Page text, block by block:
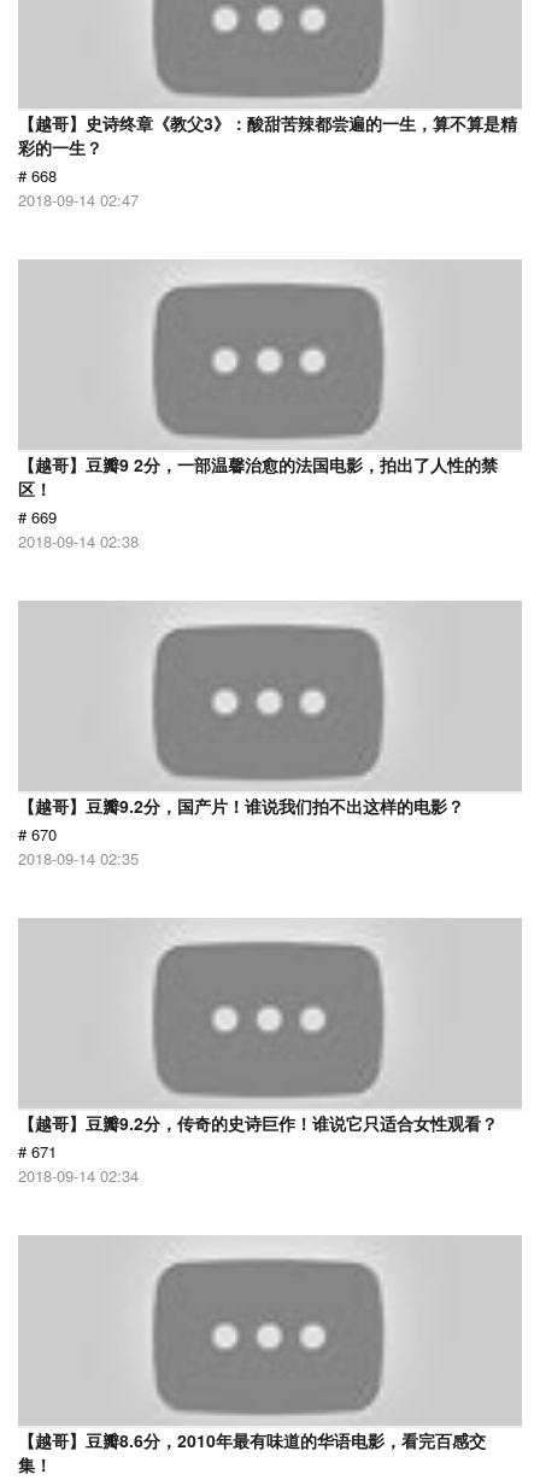
【越哥】史诗终章《教父3》：酸甜苦辣都尝遍的一生，算不算是精
彩的一生？
# 668
2018-09-14 02:47
【越哥】豆瓣9 2分，一部温馨治愈的法国电影，拍出了人性的禁
区！
# 669
2018-09-14 02:38
【越哥】豆瓣9.2分，国产片！谁说我们拍不出这样的电影？
# 670
2018-09-14 02:35
【越哥】豆瓣9.2分，传奇的史诗巨作！谁说它只适合女性观看？
# 671
2018-09-14 02:34
【越哥】豆瓣8.6分，2010年最有味道的华语电影，看完百感交
集！